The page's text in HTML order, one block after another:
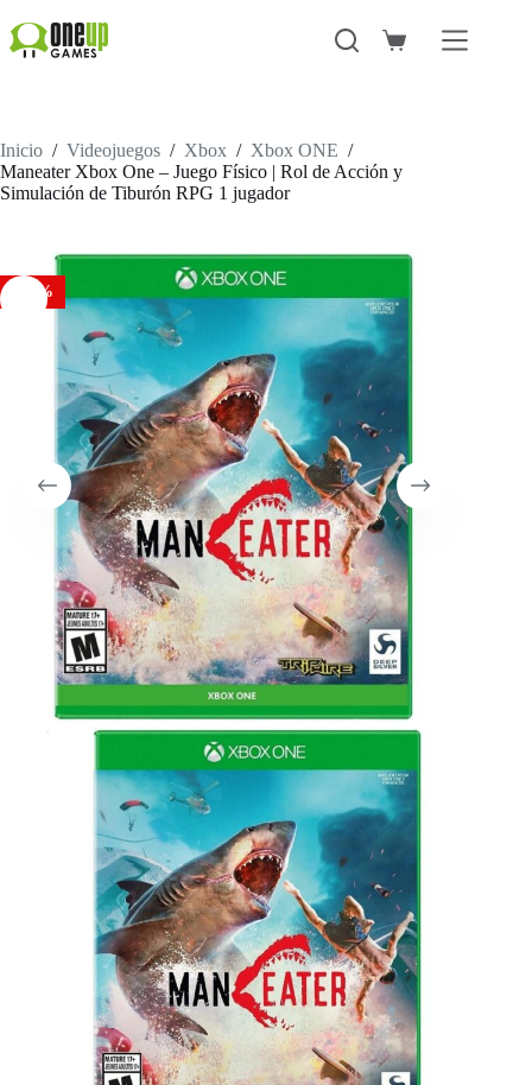
al
contenido
Carro
Inicio / Videojuegos / Xbox / Xbox ONE /
Maneater Xbox One – Juego Físico | Rol de Acción y
Simulación de Tiburón RPG 1 jugador
-45%